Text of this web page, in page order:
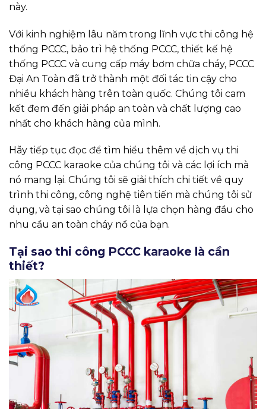
này.
Với kinh nghiệm lâu năm trong lĩnh vực thi công hệ
thống PCCC, bảo trì hệ thống PCCC, thiết kế hệ
thống PCCC và cung cấp máy bơm chữa cháy, PCCC
Đại An Toàn đã trở thành một đối tác tin cậy cho
nhiều khách hàng trên toàn quốc. Chúng tôi cam
kết đem đến giải pháp an toàn và chất lượng cao
nhất cho khách hàng của mình.
Hãy tiếp tục đọc để tìm hiểu thêm về dịch vụ thi
công PCCC karaoke của chúng tôi và các lợi ích mà
nó mang lại. Chúng tôi sẽ giải thích chi tiết về quy
trình thi công, công nghệ tiên tiến mà chúng tôi sử
dụng, và tại sao chúng tôi là lựa chọn hàng đầu cho
nhu cầu an toàn cháy nổ của bạn.
Tại sao thi công PCCC karaoke là cần
thiết?